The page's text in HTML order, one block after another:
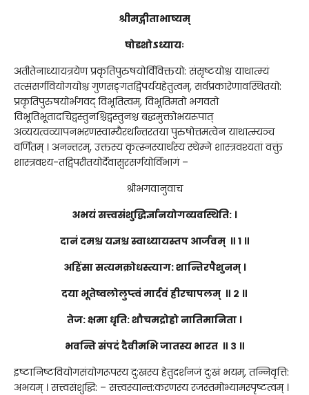
श्रीमद्गीताभाष्यम्
षोडशोऽध्यायः
अतीतेनाध्यायत्रयेण प्रकृतिपुरुषयोर्विविक्तयो: संसृष्टयोश्च याथात्म्यं
तत्संसर्गवियोगयोश्च गुणसङ्गतद्विपर्ययहेतुत्वम्, सर्वप्रकारेणावस्थितयो:
प्रकृतिपुरुषयोर्भगवद् विभूतित्वम्, विभूतिमतो भगवतो
विभूतिभूतादचिद्वस्तुनश्चिद्वस्तुनश्च बद्धमुक्तोभयरूपात्
अव्ययत्वव्यापनभरणस्वाम्यैरर्थान्तरतया पुरुषोत्तमत्वेन याथात्म्यञ्च
वर्णितम् । अनन्तरम्, उक्तस्य कृत्स्नस्यार्थस्य स्थेम्ने शास्त्रवश्यतां वक्तुं
शास्त्रवश्य-तद्विपरीतयोर्देवासुरसर्गयोर्विभागं –
श्रीभगवानुवाच
अभयं सत्त्वसंशुद्धिर्ज्ञानयोगव्यवस्थिति: ।
दानं दमश्च यज्ञश्च स्वाध्यायस्तप आर्जवम् ॥ १ ॥
अहिंसा सत्यमक्रोधस्त्याग: शान्तिरपैशुनम् ।
दया भूतेष्वलोलुप्त्वं मार्दवं ह्रीरचापलम् ॥ २ ॥
तेज: क्षमा धृति: शौचमद्रोहो नातिमानिता ।
भवन्ति संपदं दैवीमभि जातस्य भारत ॥ ३ ॥
इष्टानिष्टवियोगसंयोगरूपस्य दु:खस्य हेतुदर्शनजं दु:खं भयम्, तन्निवृत्ति:
अभयम् । सत्त्वसंशुद्धि: – सत्त्वस्यान्त:करणस्य रजस्तमोभ्यामस्पृष्टत्वम् ।